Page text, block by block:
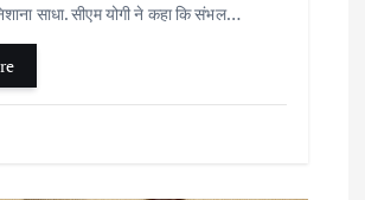
साधा. सीएम योगी ने कहा कि संभल…